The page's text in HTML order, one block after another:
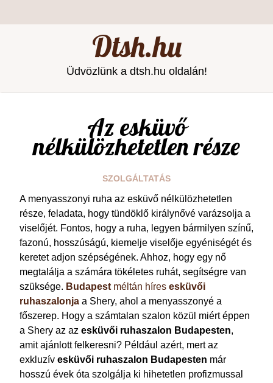
Dtsh.hu
Üdvözlünk a dtsh.hu oldalán!
Az esküvő
nélkülözhetetlen része
SZOLGÁLTATÁS
A menyasszonyi ruha az esküvő nélkülözhetetlen
része, feladata, hogy tündöklő királynővé varázsolja a
viselőjét. Fontos, hogy a ruha, legyen bármilyen színű,
fazonú, hosszúságú, kiemelje viselője egyéniségét és
keretet adjon szépségének. Ahhoz, hogy egy nő
megtalálja a számára tökéletes ruhát, segítségre van
szüksége. Budapest méltán híres esküvői
ruhaszalonja a Shery, ahol a menyasszonyé a
főszerep. Hogy a számtalan szalon közül miért éppen
a Shery az az esküvői ruhaszalon Budapesten,
amit ajánlott felkeresni? Például azért, mert az
exkluzív esküvői ruhaszalon Budapesten már
hosszú évek óta szolgálja ki hihetetlen profizmussal